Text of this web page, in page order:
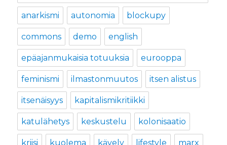
anarkismi autonomia blockupy
commons demo english
epäajanmukaisia totuuksia eurooppa
feminismi ilmastonmuutos itsen alistus
itsenäisyys kapitalismikritiikki
katulähetys keskustelu kolonisaatio
kriisi kuolema kävely lifestyle marx